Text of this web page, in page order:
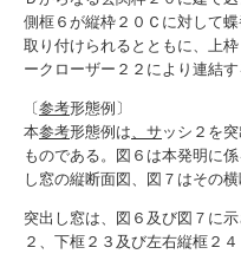
側框６が縦枠２０Ｃに対して
取り付けられるとともに、上
ークローザー２２により連結す
〔参考形態例〕
本参考形態例は 、サ ッシ２を
ものである。図６は本発明に
し窓の縦断面図、図７はその横
突出し窓は、図６及び図７に
２、下框２３及び左右縦框２